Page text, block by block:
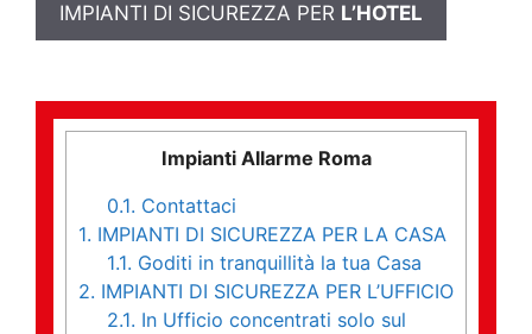
IMPIANTI DI SICUREZZA PER L’HOTEL
Impianti Allarme Roma
0.1. Contattaci
1. IMPIANTI DI SICUREZZA PER LA CASA
1.1. Goditi in tranquillità la tua Casa
2. IMPIANTI DI SICUREZZA PER L’UFFICIO
2.1. In Ufficio concentrati solo sul